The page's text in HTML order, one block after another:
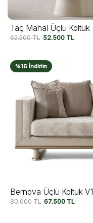
Taç Mahal Üçlü Koltuk
62.500TL 52.500 TL
%16 İndirim
Bernova Üçlü Koltuk V1
80.000TL 67.500 TL